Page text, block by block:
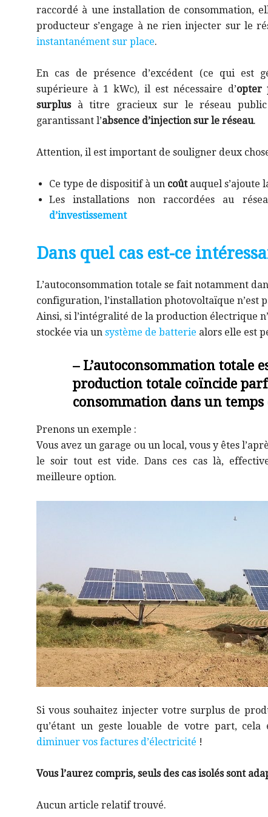
raccordé à une installation de consommation,
producteur s’engage à ne rien injecter sur le
instantanément sur place.
En cas de présence d’excédent (ce qui est
supérieure à 1 kWc), il est nécessaire d’opter
surplusà titre gracieux sur le réseau public
garantissant l’absence d’injection sur le réseau.
Attention, il est important de souligner deux
Ce type de dispositif à un coûtauquel s’ajoute
Les installations non raccordées au
d’investissement
Dans quel cas est-ce
L’autoconsommation totale se fait notamment
configuration, l’installation photovoltaïque n’est
Ainsi, si l’intégralité de la production électrique
stockée via un système de batterie alors elle est
– L’autoconsommation totale
production totale coïncide
consommation dans un temps
Prenons un exemple :
Vous avez un garage ou un local, vous y êtes
le soir tout est vide. Dans ces cas là,
meilleure option.
Si vous souhaitez injecter votre surplus de
qu’étant un geste louable de votre part, cela
diminuer vos factures d’électricité !
Vous l’aurez compris, seuls des cas isolés sont
Aucun article relatif trouvé.